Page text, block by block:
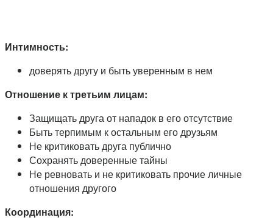
Интимность:
доверять другу и быть уверенным в нем
Отношение к третьим лицам:
Защищать друга от нападок в его отсутствие
Быть терпимым к остальным его друзьям
Не критиковать друга публично
Сохранять доверенные тайны
Не ревновать и не критиковать прочие личные
отношения другого
Координация: